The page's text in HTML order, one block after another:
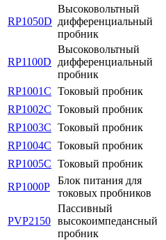
RP1050D
Высоковольтный
дифференциальный
пробник
RP1100D
Высоковольтный
дифференциальный
пробник
RP1001C Токовый пробник
RP1002C Токовый пробник
RP1003C Токовый пробник
RP1004C Токовый пробник
RP1005C Токовый пробник
RP1000P
Блок питания для
токовых пробников
PVP2150
Пассивный
высокоимпедансный
пробник